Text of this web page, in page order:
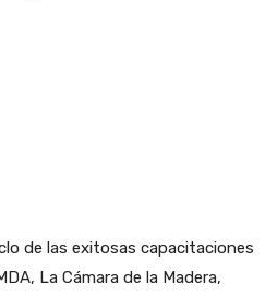
de las exitosas capacitaciones
La Cámara de la Madera,